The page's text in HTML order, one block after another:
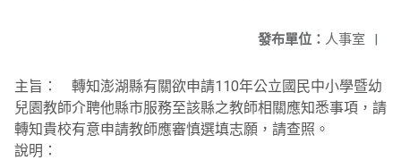
發布單位： 人事室 |
主旨： 轉知澎湖縣有關欲申請110年公立國民中小學暨幼
兒園教師介聘他縣市服務至該縣之教師相關應知悉事項，請
轉知貴校有意申請教師應審慎選填志願，請查照。
說明：